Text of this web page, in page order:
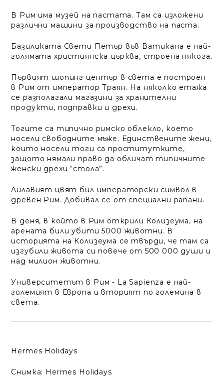
В Рим има музей на пастата. Там са изложени
различни машини за производство на паста.
Базиликата Свети Петър във Ватикана е най-
голямата християнска църква, строена някога.
Първият шопинг център в света е построен
в Рим от император Траян. На няколко етажа
се разполагали магазини за хранителни
продукти, подправки и дрехи.
Тогите са типично римско облекло, което
носели свободните мъже. Единствените жени,
които носели тоги са проститутките,
защото нямали право да обличат типичните
женски дрехи “стола”.
Лилавият цвят бил императорски символ в
древен Рим. Добивал се от специални рапани.
В деня, в който в Рим открили Колизеума, на
арената били убити 5000 животни. В
историята на Колизеума се твърди, че там са
изгубили живота си повече от 500 000 души и
над милион животни.
Университетът в Рим - La Sapienza е най-
големият в Европа и вторият по големина в
света.
Hermes Holidays
Снимка: Hermes Holidays